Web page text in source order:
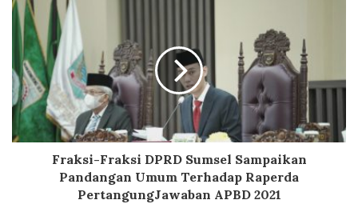
Fraksi-Fraksi DPRD Sumsel Sampaikan
Pandangan Umum Terhadap Raperda
PertangungJawaban APBD 2021